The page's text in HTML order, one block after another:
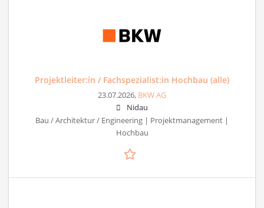
Projektleiter:in / Fachspezialist:in Hochbau (alle)
23.07.2026, BKW AG
Nidau
Bau / Architektur / Engineering | Projektmanagement |
Hochbau